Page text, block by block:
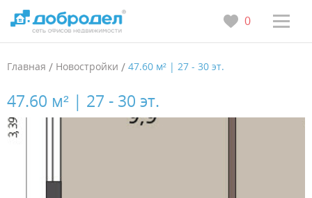
0
Главная / Новостройки / 47.60 м² | 27 - 30 эт.
47.60 м² | 27 - 30 эт.